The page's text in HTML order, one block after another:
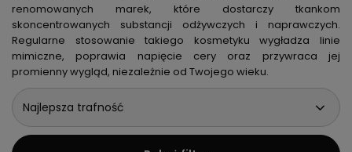
renomowanych marek, które dostarczy tkankom
skoncentrowanych substancji odżywczych i naprawczych.
Regularne stosowanie takiego kosmetyku wygładza linie
mimiczne, poprawia napięcie cery oraz przywraca jej
promienny wygląd, niezależnie od Twojego wieku.
Najlepsza trafność